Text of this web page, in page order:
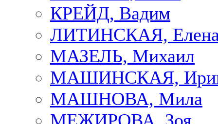
КРЕЙД, Вадим
ЛИТИНСКАЯ,
МАЗЕЛЬ, Михаил
МАШИНСКАЯ,
МАШНОВА, Мила